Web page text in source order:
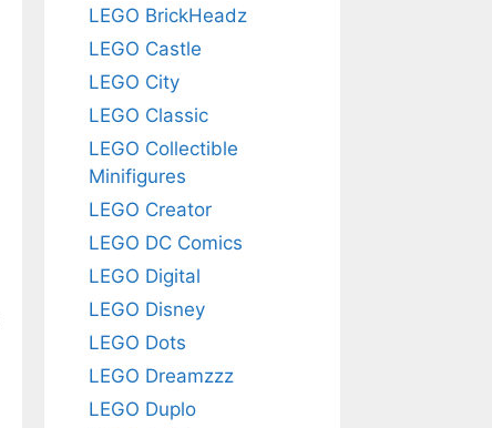
LEGO BrickHeadz
LEGO Castle
LEGO City
LEGO Classic
LEGO Collectible
Minifigures
LEGO Creator
LEGO DC Comics
LEGO Digital
LEGO Disney
LEGO Dots
LEGO Dreamzzz
LEGO Duplo